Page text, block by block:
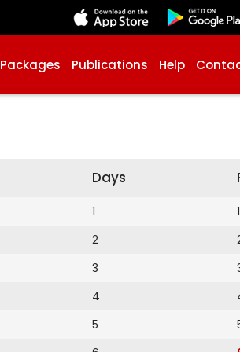
Packages Publications Help
Days
1
2
3
4
5
1